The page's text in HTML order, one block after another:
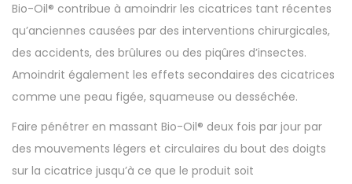
Bio-Oil® contribue à amoindrir les cicatrices tant récentes
qu’anciennes causées par des interventions chirurgicales,
des accidents, des brûlures ou des piqûres d’insectes.
Amoindrit également les effets secondaires des cicatrices
comme une peau figée, squameuse ou desséchée.
Faire pénétrer en massant Bio-Oil® deux fois par jour par
des mouvements légers et circulaires du bout des doigts
sur la cicatrice jusqu’à ce que le produit soit